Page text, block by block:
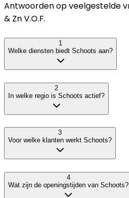
Antwoorden op veelgestelde
& Zn V.O.F.
1
Welke diensten biedt Schoots aan?
2
In welke regio is Schoots actief?
3
Voor welke klanten werkt Schoots?
4
Wat zijn de openingstijden van Schoots?